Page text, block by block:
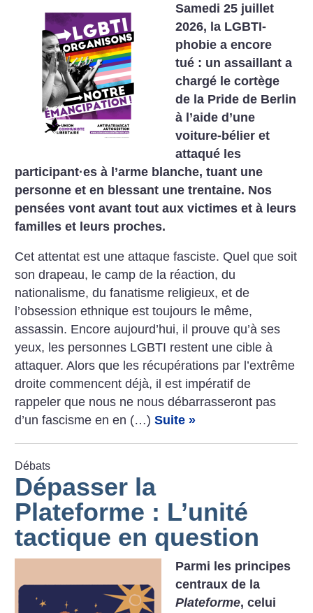
Samedi 25 juillet
2026, la LGBTI-
phobie a encore
tué : un assaillant a
chargé le cortège
de la Pride de Berlin
à l’aide d’une
voiture-bélier et
attaqué les
participant·es à l’arme blanche, tuant une
personne et en blessant une trentaine. Nos
pensées vont avant tout aux victimes et à leurs
familles et leurs proches.
Cet attentat est une attaque fasciste. Quel que soit
son drapeau, le camp de la réaction, du
nationalisme, du fanatisme religieux, et de
l’obsession ethnique est toujours le même,
assassin. Encore aujourd’hui, il prouve qu’à ses
yeux, les personnes LGBTI restent une cible à
attaquer. Alors que les récupérations par l’extrême
droite commencent déjà, il est impératif de
rappeler que nous ne nous débarrasseront pas
d’un fascisme en en (…)Suite »
Débats
Dépasser la
Plateforme : L’unité
tactique en question
Parmi les principes
centraux de la
Plateforme, celui